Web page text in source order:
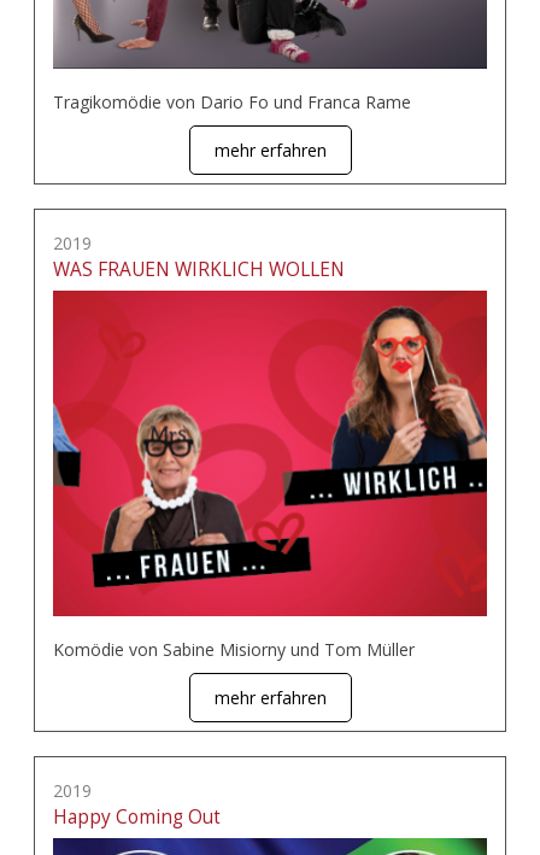
Tragikomödie von Dario Fo und Franca Rame
mehr erfahren
2019
WAS FRAUEN WIRKLICH WOLLEN
Komödie von Sabine Misiorny und Tom Müller
mehr erfahren
2019
Happy Coming Out